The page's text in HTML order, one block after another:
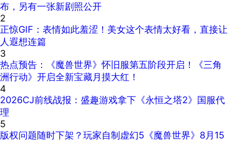
布，另有一张新剧照公开
2
正惊GIF：表情如此羞涩！美女这个表情太好看，直接让
人遐想连篇
3
热点预告：《魔兽世界》怀旧服第五阶段开启！《三角
洲行动》开启全新宝藏月摸大红！
4
2026CJ前线战报：盛趣游戏拿下《永恒之塔2》国服代
理
5
版权问题随时下架？玩家自制虚幻5《魔兽世界》8月15